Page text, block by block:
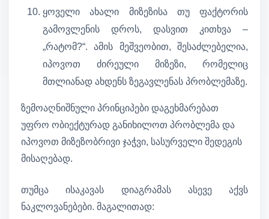
ყოველი ახალი მიზეზისა თუ ფაქტორის
გამოვლენის დროს, დასვით კითხვა –
„რატომ?“. ამის მეშვეობით, შესაძლებელია,
იპოვოთ ძირეული მიზეზი, რომელიც
მთლიანად ახდენს ზეგავლენას პრობლემაზე.
ზემოაღნიშნული პრინციპები დაგეხმარებათ
უფრო ობიექტურად განიხილოთ პრობლემა და
იპოვოთ მიზეზობრივი ჯაჭვი, სასურველი შედეგის
მისაღებად.
თუმცა ისაკავას დიაგრამას ასევე აქვს
ნაკლოვანებები. მაგალითად: